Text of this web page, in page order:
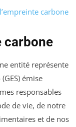
carbone
carbone
entité représente
(GES) émise
responsables
de vie, de notre
et de nos